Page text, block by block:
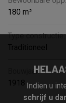
Indien u
schrijf u
180 m²
Type constructie:
Traditioneel
Bouwjaar:
1918